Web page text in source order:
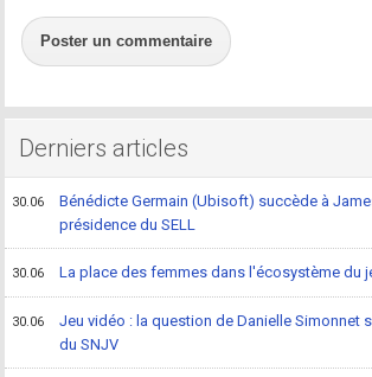
Poster un commentaire
Derniers articles
30.06
Bénédicte Germain (Ubisoft) succède à
présidence du SELL
30.06 La place des femmes dans l'écosystème du
30.06
Jeu vidéo : la question de Danielle Simonnet
du SNJV